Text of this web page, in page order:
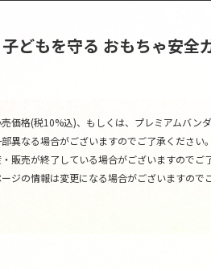
子どもを守る おもちゃ安全
価格(税10%込)、もしくは、プレミアムバンダ
なる場合がございますのでご了承ください。
売が終了している場合がございますのでご
の情報は変更になる場合がございますので